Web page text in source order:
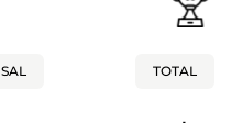
TOTAL